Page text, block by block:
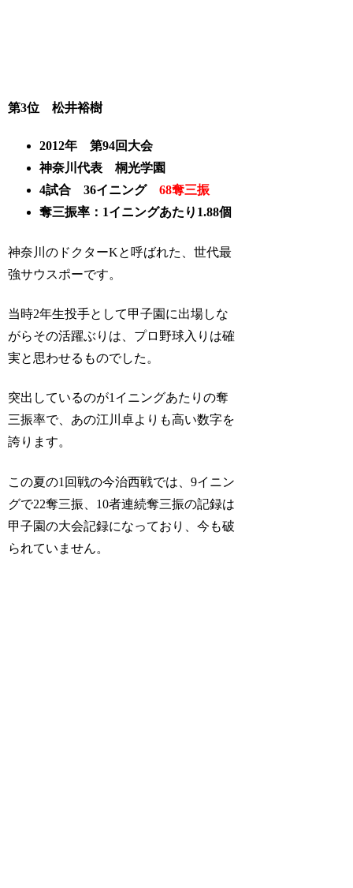
第3位 松井裕樹
2012年 第94回大会
神奈川代表 桐光学園
4試合 36イニング68奪三振
奪三振率：1イニングあたり1.88個
神奈川のドクターKと呼ばれた、世代最
強サウスポーです。
当時2年生投手として甲子園に出場しな
がらその活躍ぶりは、プロ野球入りは確
実と思わせるものでした。
突出しているのが1イニングあたりの奪
三振率で、あの江川卓よりも高い数字を
誇ります。
この夏の1回戦の今治西戦では、9イニン
グで22奪三振、10者連続奪三振の記録は
甲子園の大会記録になっており、今も破
られていません。